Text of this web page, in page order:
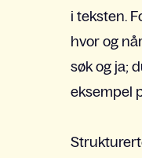
i teksten.
hvor og
søk og ja;
eksempel